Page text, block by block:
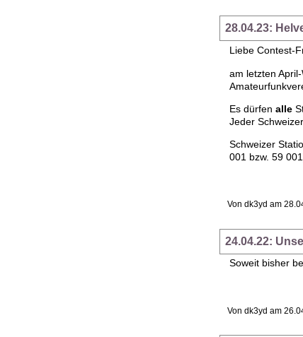
28.04.23:
Liebe Contest-
am letzten
Es dürfen alle
Jeder
Schweizer
001 bzw. 59
Von dk3yd am
24.04.22:
Soweit bisher
Von dk3yd am